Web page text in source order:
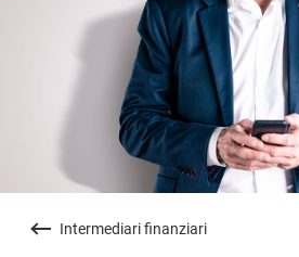
Intermediari finanziari